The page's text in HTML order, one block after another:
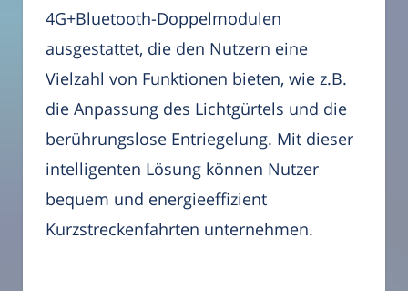
4G+Bluetooth-Doppelmodulen
ausgestattet, die den Nutzern eine
Vielzahl von Funktionen bieten, wie z.B.
die Anpassung des Lichtgürtels und die
berührungslose Entriegelung. Mit dieser
intelligenten Lösung können Nutzer
bequem und energieeffizient
Kurzstreckenfahrten unternehmen.